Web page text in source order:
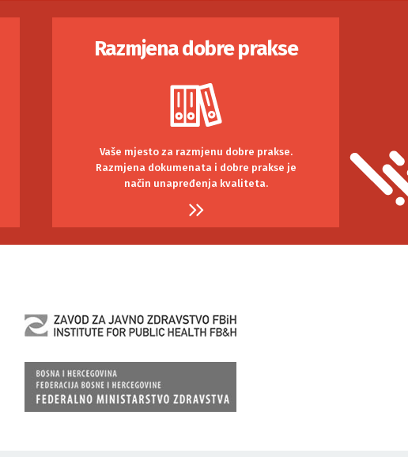
Razmjena dobre prakse
Vaše mjesto za razmjenu dobre prakse.
Razmjena dokumenata i dobre prakse je
način unapređenja kvaliteta.